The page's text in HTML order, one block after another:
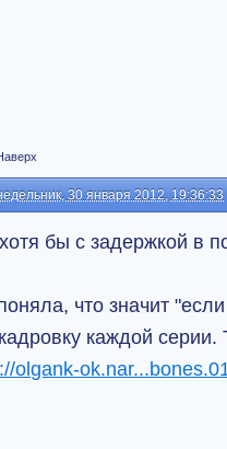
30 января 2012, 19:36:33
бы с задержкой в
что значит
каждой серии.
olgank-